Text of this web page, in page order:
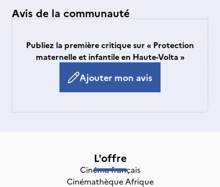
Avis de la communauté
Publiez la première critique sur « Protection
maternelle et infantile en Haute-Volta »
Ajouter mon avis
L'offre
Cinéma français
Cinémathèque Afrique